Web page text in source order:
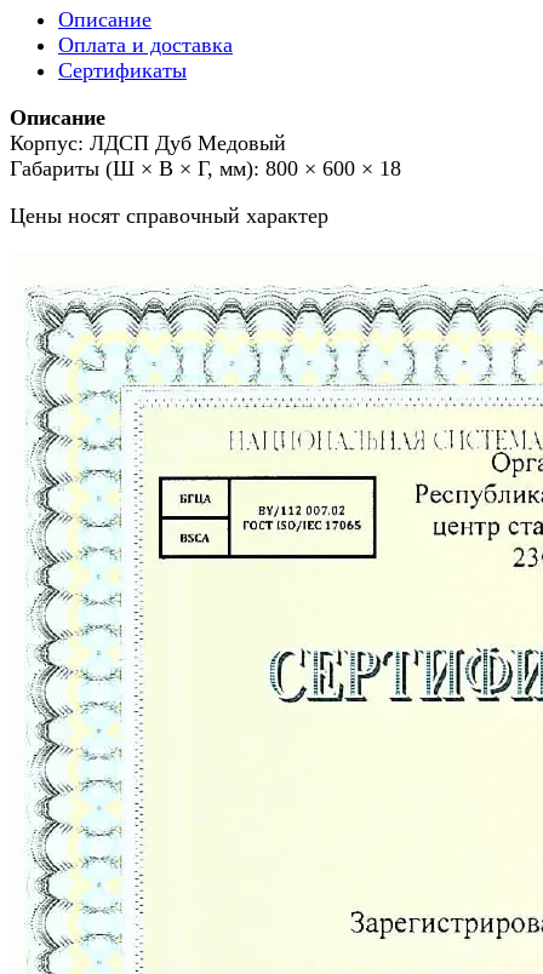
Описание
Оплата и доставка
Сертификаты
Описание
Корпус: ЛДСП Дуб Медовый
Габариты (Ш × В × Г, мм): 800 × 600 × 18
Цены носят справочный характер